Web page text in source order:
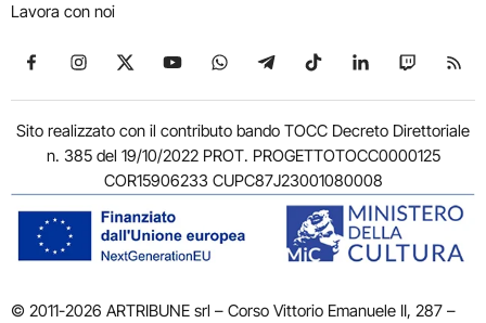
Lavora con noi
Seguici su Facebook
Seguici su Instagram
Seguici su X
Seguici su YouTube
Seguici su WhatsApp
Seguici su Telegram
Seguici su TikTok
Seguici su
Seguici
Sito realizzato con il contributo bando TOCC Decreto Direttoriale
n. 385 del 19/10/2022 PROT. PROGETTOTOCC0000125
COR15906233 CUPC87J23001080008
© 2011-2026 ARTRIBUNE srl – Corso Vittorio Emanuele II, 287 –